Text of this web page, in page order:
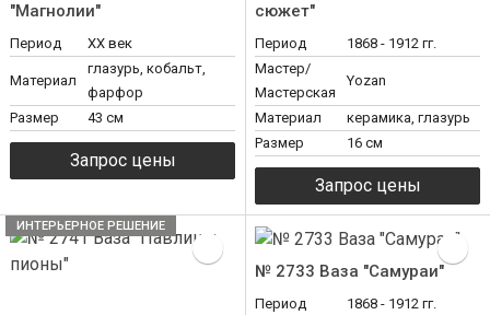
"Магнолии"
Период XX век
Материал
глазурь, кобальт,
фарфор
Размер
43 см
сюжет"
Период
1868 - 1912 гг.
Мастер/
Мастерская
Yozan
Материал
керамика, глазурь
Размер
16 см
ИНТЕРЬЕРНОЕ РЕШЕНИЕ
№ 2733 Ваза "Самураи"
Период 1868 - 1912 гг.